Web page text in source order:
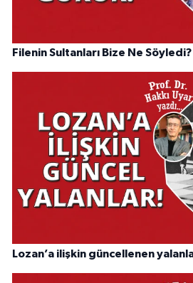
Filenin Sultanları Bize Ne Söyledi?
Lozan’a ilişkin güncellenen